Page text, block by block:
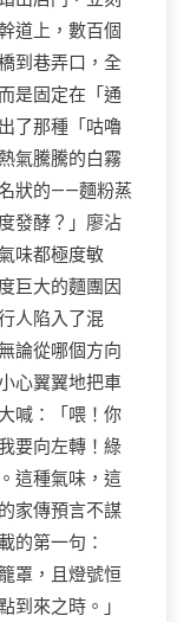
道上，數百個
到巷弄口，全
是固定在「通
了那種「咕嚕
氣騰騰的白霧
狀的——麵粉蒸
發酵？」廖沾
味都極度敏
巨大的麵團因
人陷入了混
論從哪個方向
心翼翼地把車
喊：「喂！你
要向左轉！綠
這種氣味，這
家傳預言不謀
的第一句：
罩，且燈號恒
到來之時。」